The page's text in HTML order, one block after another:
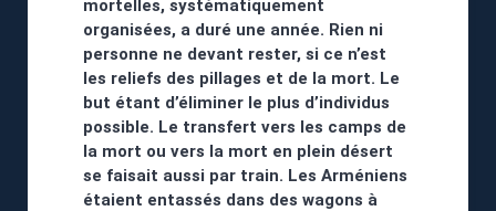
mortelles, systématiquement
organisées, a duré une année. Rien ni
personne ne devant rester, si ce n’est
les reliefs des pillages et de la mort. Le
but étant d’éliminer le plus d’individus
possible. Le transfert vers les camps de
la mort ou vers la mort en plein désert
se faisait aussi par train. Les Arméniens
étaient entassés dans des wagons à